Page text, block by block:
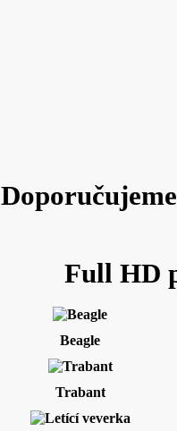
Full HD
Beagle
Trabant